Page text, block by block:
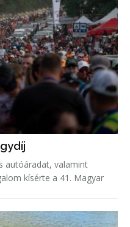
autóáradat, valamint
kísérte a 41. Magyar